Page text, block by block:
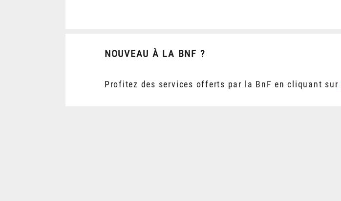
NOUVEAU À LA BNF ?
Profitez des services offerts par la BnF en cliquant sur